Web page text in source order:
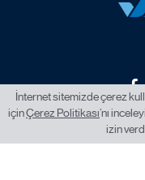
2026 ©
İnternet sitemizde çerez
içinÇerez Politikası’nı
izin